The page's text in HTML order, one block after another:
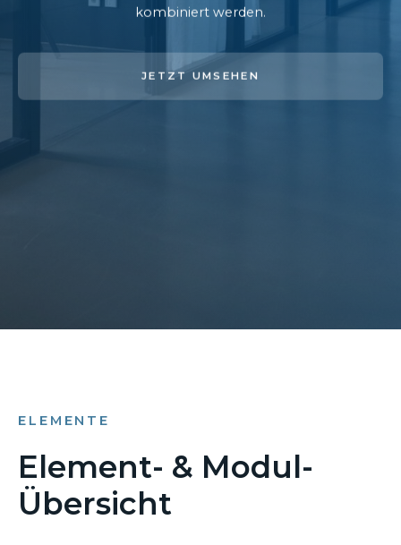
kombiniert werden.
JETZT UMSEHEN
ELEMENTE
Element- & Modul-
Übersicht